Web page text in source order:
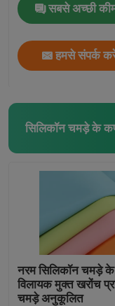
सबसे अच्छी
हमसे संपर्क
सिलिकॉन चमड़े के
नरम सिलिकॉन चमड़े
विलायक मुक्त खरोंच
चमड़े अनुकूलित